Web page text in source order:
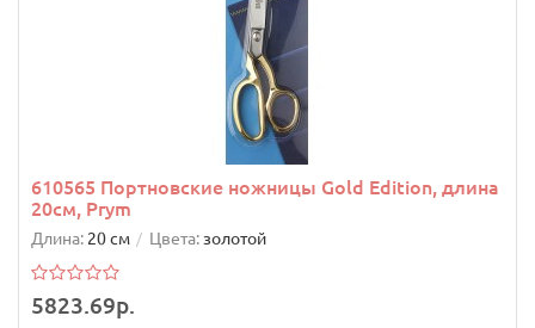
610565 Портновские ножницы Gold Edition, длина
20см, Prym
Длина: 20 см Цвета: золотой
5823.69р.